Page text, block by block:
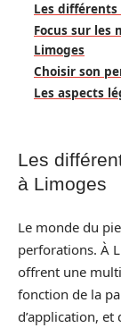
Les différents
Focus sur les
Limoges
Choisir son
Les aspects
Les
à Limoges
Le monde du
perforations. À
offrent une
fonction de la
d’application,